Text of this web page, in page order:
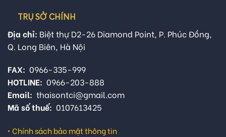
TRỤ SỞ CHÍNH
Địa chỉ: Biệt thự D2-26 Diamond Point, P. Phúc Đồng,
Q. Long Biên, Hà Nội
FAX: 0966-335-999
HOTLINE: 0966-203-888
Email: thaisontci@gmail.com
Mã số thuế: 0107613425
• Chính sách bảo mật thông tin